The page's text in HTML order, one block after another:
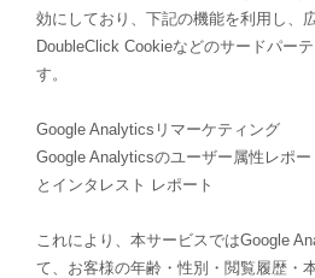
効にしており、下記の機能を利用し、
DoubleClick Cookieなどのサードパー
す。
Google Analyticsリマーケティング
Google Analyticsのユーザー属性レポ
とインタレスト レポート
これにより、本サービスではGoogle
て、お客様の年齢・性別・閲覧履歴・